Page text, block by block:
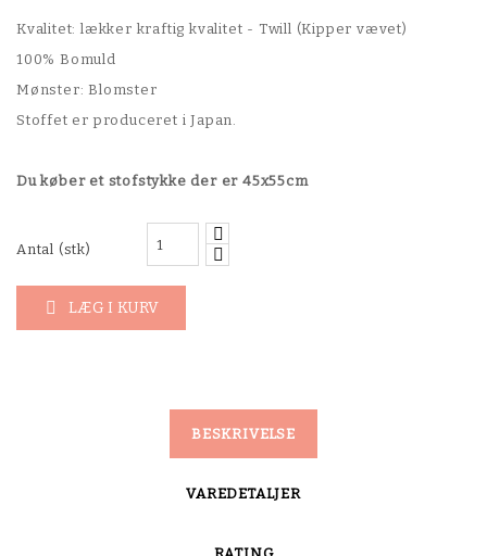
Kvalitet: lækker kraftig kvalitet - Twill (Kipper vævet)
100% Bomuld
Mønster: Blomster
Stoffet er produceret i Japan.
Du køber et stofstykke der er 45x55cm
Antal (stk)
 LÆG I KURV
BESKRIVELSE
VAREDETALJER